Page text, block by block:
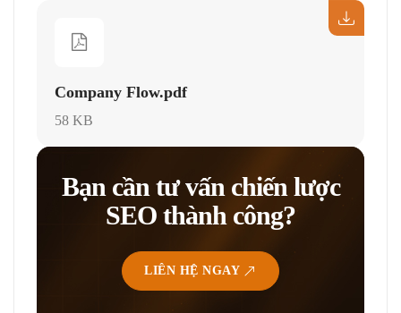
Company Flow.pdf
58 KB
Bạn cần tư vấn chiến lược
SEO thành công?
LIÊN HỆ NGAY